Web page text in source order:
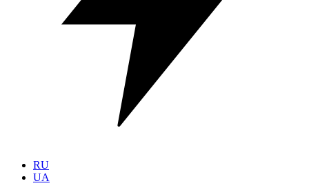
RU
UA